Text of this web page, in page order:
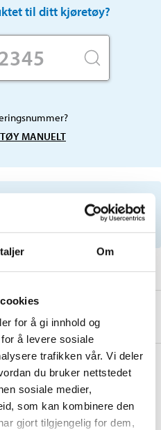
Om
for å gi innhold og
å levere sosiale
trafikken vår. Vi deler
du bruker nettstedet
sosiale medier,
som kan kombinere den
gjort tilgjengelig for dem,
til ditt kjøretøy?
MANUELT
reservedeler ved
og
& Hent
i ditt varehus.